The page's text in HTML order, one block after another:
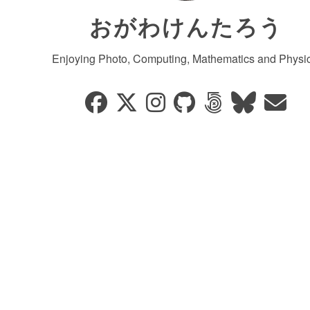
おがわけんたろう
Enjoying Photo, Computing, Mathematics and